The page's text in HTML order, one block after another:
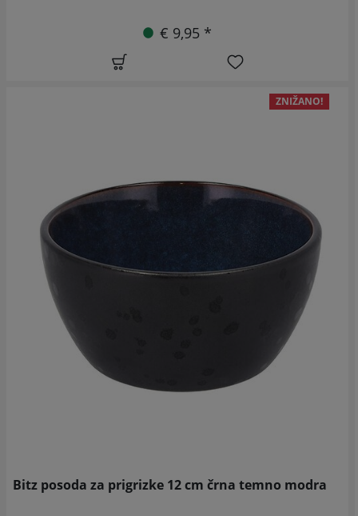
€ 9,95 *
ZNIŽANO!
Bitz posoda za prigrizke 12 cm črna temno modra